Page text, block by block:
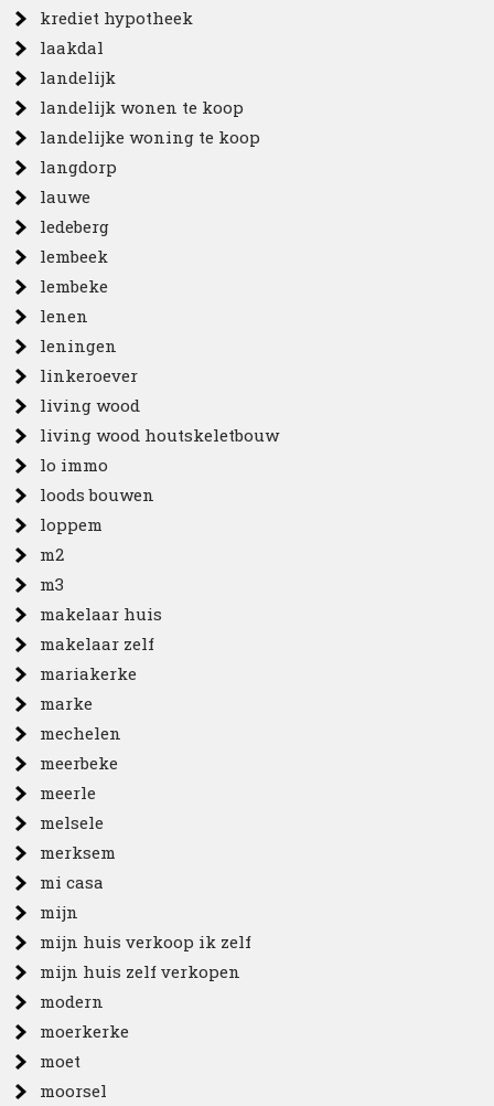
krediet hypotheek
laakdal
landelijk
landelijk wonen te koop
landelijke woning te koop
langdorp
lauwe
ledeberg
lembeek
lembeke
lenen
leningen
linkeroever
living wood
living wood houtskeletbouw
lo immo
loods bouwen
loppem
m2
m3
makelaar huis
makelaar zelf
mariakerke
marke
mechelen
meerbeke
meerle
melsele
merksem
mi casa
mijn
mijn huis verkoop ik zelf
mijn huis zelf verkopen
modern
moerkerke
moet
moorsel